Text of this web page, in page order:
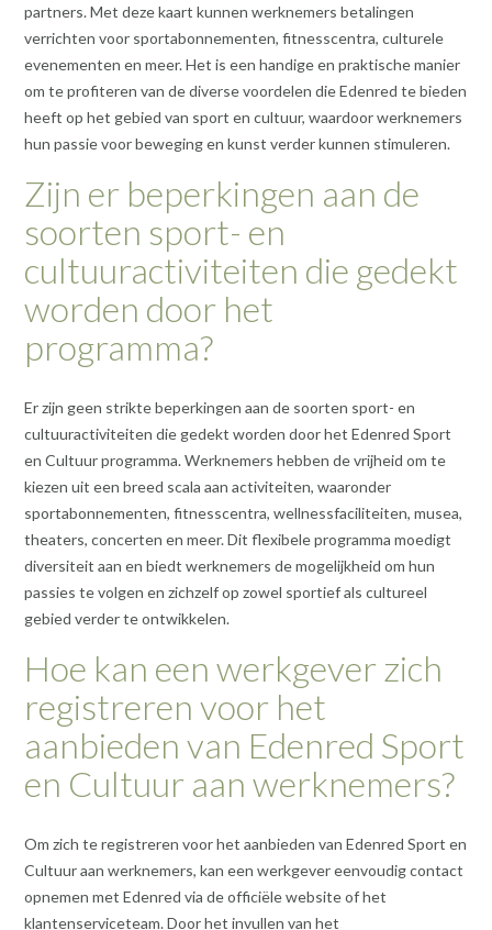
partners. Met deze kaart kunnen werknemers betalingen
verrichten voor sportabonnementen, fitnesscentra, culturele
evenementen en meer. Het is een handige en praktische manier
om te profiteren van de diverse voordelen die Edenred te bieden
heeft op het gebied van sport en cultuur, waardoor werknemers
hun passie voor beweging en kunst verder kunnen stimuleren.
Zijn er beperkingen aan de
soorten sport- en
cultuuractiviteiten die gedekt
worden door het
programma?
Er zijn geen strikte beperkingen aan de soorten sport- en
cultuuractiviteiten die gedekt worden door het Edenred Sport
en Cultuur programma. Werknemers hebben de vrijheid om te
kiezen uit een breed scala aan activiteiten, waaronder
sportabonnementen, fitnesscentra, wellnessfaciliteiten, musea,
theaters, concerten en meer. Dit flexibele programma moedigt
diversiteit aan en biedt werknemers de mogelijkheid om hun
passies te volgen en zichzelf op zowel sportief als cultureel
gebied verder te ontwikkelen.
Hoe kan een werkgever zich
registreren voor het
aanbieden van Edenred Sport
en Cultuur aan werknemers?
Om zich te registreren voor het aanbieden van Edenred Sport en
Cultuur aan werknemers, kan een werkgever eenvoudig contact
opnemen met Edenred via de officiële website of het
klantenserviceteam. Door het invullen van het